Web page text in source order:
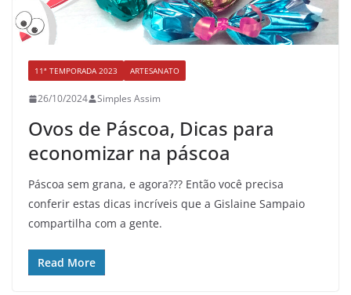
11ª TEMPORADA 2023 ARTESANATO
26/10/2024 Simples Assim
Ovos de Páscoa, Dicas para
economizar na páscoa
Páscoa sem grana, e agora??? Então você precisa
conferir estas dicas incríveis que a Gislaine Sampaio
compartilha com a gente.
Read More